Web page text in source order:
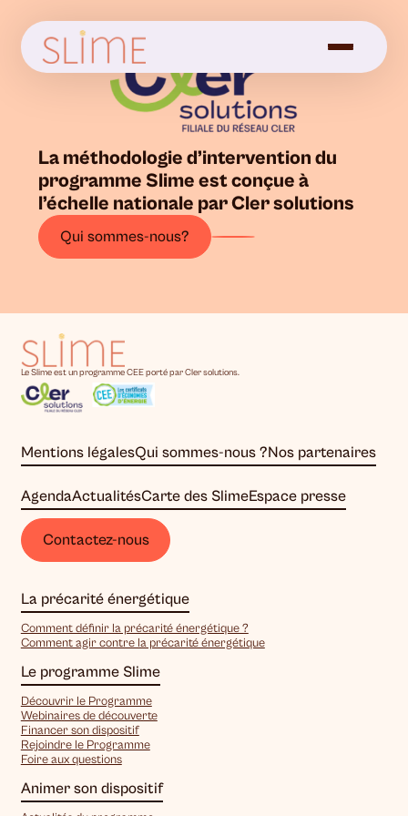
La méthodologie d’intervention du
programme Slime est conçue à
l’échelle nationale par Cler solutions
Qui sommes-nous?
Le Slime est un programme CEE porté par Cler solutions.
Mentions légalesQui sommes-nous ?Nos partenaires
AgendaActualitésCarte des SlimeEspace presse
Contactez-nous
La précarité énergétique
Comment définir la précarité énergétique ?
Comment agir contre la précarité énergétique
Le programme Slime
Découvrir le Programme
Webinaires de découverte
Financer son dispositif
Rejoindre le Programme
Foire aux questions
Animer son dispositif